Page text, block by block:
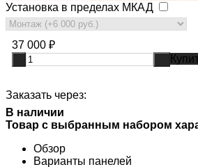
Установка в пределах МКАД
37 000 ₽
Заказать через:
В наличии
Товар с выбранным набором
Обзор
Варианты панелей